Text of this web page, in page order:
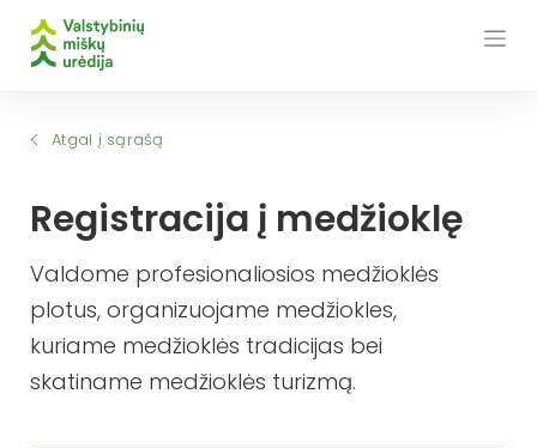
Atgal į sąrašą
Registracija į medžioklę
Valdome profesionaliosios medžioklės
plotus, organizuojame medžiokles,
kuriame medžioklės tradicijas bei
skatiname medžioklės turizmą.